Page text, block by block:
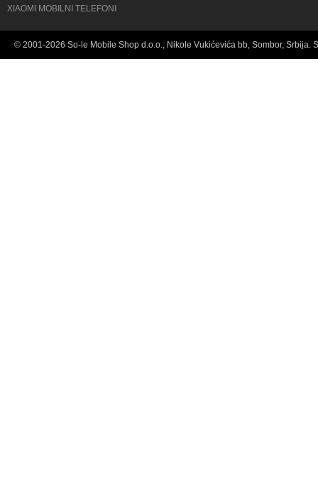
XIAOMI MOBILNI TELEFONI
© 2001-2026 So-le Mobile Shop d.o.o., Nikole Vukićevića bb, Sombor, Srbija.